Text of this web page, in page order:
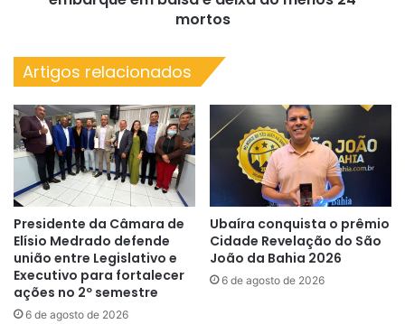
mortos
mortos
Artigos relacionados
Presidente da Câmara de
Elísio Medrado defende
união entre Legislativo e
Executivo para fortalecer
ações no 2º semestre
6 de agosto de 2026
Ubaíra conquista o prêmio
Cidade Revelação do São
João da Bahia 2026
6 de agosto de 2026